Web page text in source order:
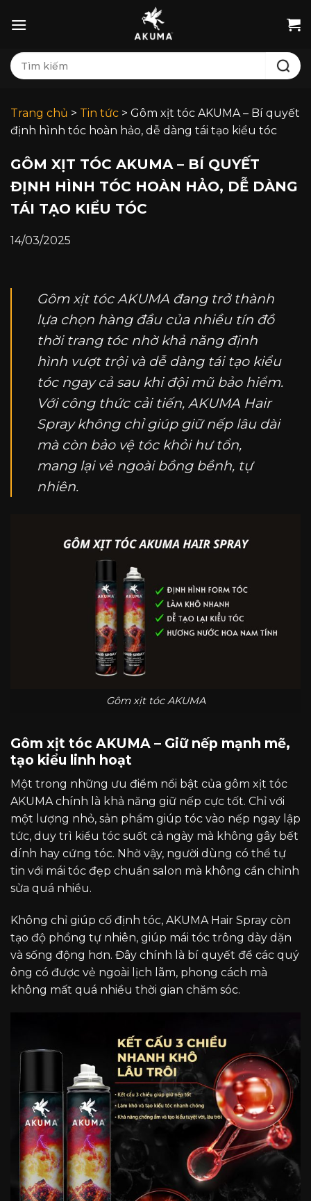
qua
dung
Tìm
kiếm:
Trang chủ > Tin tức > Gôm xịt tóc AKUMA – Bí quyết
định hình tóc hoàn hảo, dễ dàng tái tạo kiểu tóc
GÔM XỊT TÓC AKUMA – BÍ QUYẾT
ĐỊNH HÌNH TÓC HOÀN HẢO, DỄ DÀNG
TÁI TẠO KIỂU TÓC
14/03/2025
Gôm xịt tóc AKUMA đang trở thành
lựa chọn hàng đầu của nhiều tín đồ
thời trang tóc nhờ khả năng định
hình vượt trội và dễ dàng tái tạo kiểu
tóc ngay cả sau khi đội mũ bảo hiểm.
Với công thức cải tiến, AKUMA Hair
Spray không chỉ giúp giữ nếp lâu dài
mà còn bảo vệ tóc khỏi hư tổn,
mang lại vẻ ngoài bồng bềnh, tự
nhiên.
Gôm xịt tóc AKUMA
Gôm xịt tóc AKUMA – Giữ nếp mạnh mẽ,
tạo kiểu linh hoạt
Một trong những ưu điểm nổi bật của gôm xịt tóc
AKUMA chính là khả năng giữ nếp cực tốt. Chỉ với
một lượng nhỏ, sản phẩm giúp tóc vào nếp ngay lập
tức, duy trì kiểu tóc suốt cả ngày mà không gây bết
dính hay cứng tóc. Nhờ vậy, người dùng có thể tự
tin với mái tóc đẹp chuẩn salon mà không cần chỉnh
sửa quá nhiều.
Không chỉ giúp cố định tóc, AKUMA Hair Spray còn
tạo độ phồng tự nhiên, giúp mái tóc trông dày dặn
và sống động hơn. Đây chính là bí quyết để các quý
ông có được vẻ ngoài lịch lãm, phong cách mà
không mất quá nhiều thời gian chăm sóc.